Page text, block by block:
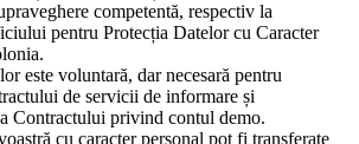
competentă, respectiv la
pentru Protecția Datelor cu Caracter
este voluntară, dar necesară pentru
de servicii de informare și
Contractului privind contul demo.
cu caracter personal pot fi transferate